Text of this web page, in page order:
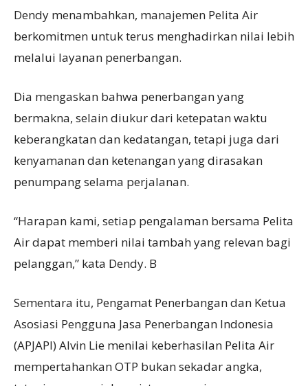
Dendy menambahkan, manajemen Pelita Air
berkomitmen untuk terus menghadirkan nilai lebih
melalui layanan penerbangan.
Dia mengaskan bahwa penerbangan yang
bermakna, selain diukur dari ketepatan waktu
keberangkatan dan kedatangan, tetapi juga dari
kenyamanan dan ketenangan yang dirasakan
penumpang selama perjalanan.
“Harapan kami, setiap pengalaman bersama Pelita
Air dapat memberi nilai tambah yang relevan bagi
pelanggan,” kata Dendy. B
Sementara itu, Pengamat Penerbangan dan Ketua
Asosiasi Pengguna Jasa Penerbangan Indonesia
(APJAPI) Alvin Lie menilai keberhasilan Pelita Air
mempertahankan OTP bukan sekadar angka,